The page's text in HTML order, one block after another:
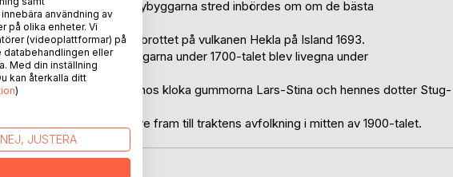
de första skogsfinska nybyggarna stred inbördes om om de bästa
av missväxtåren efter utbrottet på vulkanen Hekla på Island 1693.
de skogsfinska ättlingarna under 1700-talet blev livegna under
sökte hjälp hos kloka gummorna Lars-Stina och hennes dotter Stug-
blev skogsarbetare fram till traktens avfolkning i mitten av 1900-talet.
användning av
på olika enheter. Vi
(videoplattformar) på
databehandlingen eller
Med din inställning
kan återkalla ditt
)
NEJ, JUSTERA